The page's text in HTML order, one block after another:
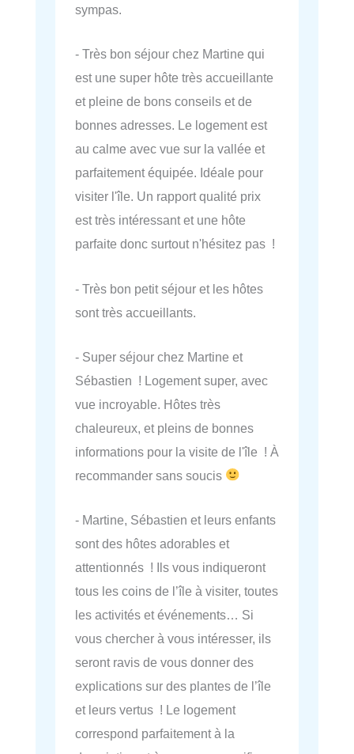
sympas.
- Très bon séjour chez Martine qui
est une super hôte très accueillante
et pleine de bons conseils et de
bonnes adresses. Le logement est
au calme avec vue sur la vallée et
parfaitement équipée. Idéale pour
visiter l'île. Un rapport qualité prix
est très intéressant et une hôte
parfaite donc surtout n'hésitez pas !
- Très bon petit séjour et les hôtes
sont très accueillants.
- Super séjour chez Martine et
Sébastien ! Logement super, avec
vue incroyable. Hôtes très
chaleureux, et pleins de bonnes
informations pour la visite de l'île ! À
recommander sans soucis
- Martine, Sébastien et leurs enfants
sont des hôtes adorables et
attentionnés ! Ils vous indiqueront
tous les coins de l’île à visiter, toutes
les activités et événements… Si
vous chercher à vous intéresser, ils
seront ravis de vous donner des
explications sur des plantes de l’île
et leurs vertus ! Le logement
correspond parfaitement à la